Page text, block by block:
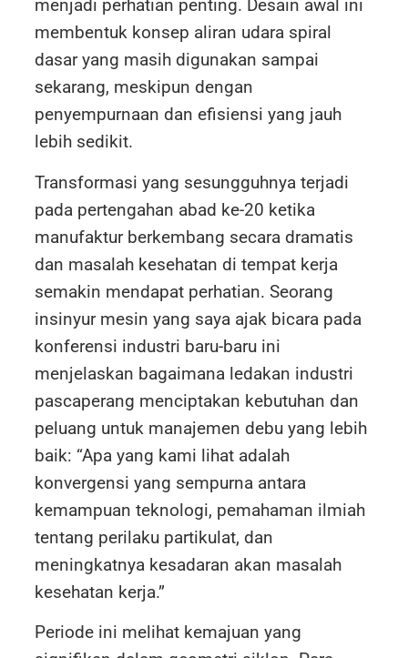
menjadi perhatian penting. Desain awal ini
membentuk konsep aliran udara spiral
dasar yang masih digunakan sampai
sekarang, meskipun dengan
penyempurnaan dan efisiensi yang jauh
lebih sedikit.
Transformasi yang sesungguhnya terjadi
pada pertengahan abad ke-20 ketika
manufaktur berkembang secara dramatis
dan masalah kesehatan di tempat kerja
semakin mendapat perhatian. Seorang
insinyur mesin yang saya ajak bicara pada
konferensi industri baru-baru ini
menjelaskan bagaimana ledakan industri
pascaperang menciptakan kebutuhan dan
peluang untuk manajemen debu yang lebih
baik: “Apa yang kami lihat adalah
konvergensi yang sempurna antara
kemampuan teknologi, pemahaman ilmiah
tentang perilaku partikulat, dan
meningkatnya kesadaran akan masalah
kesehatan kerja.”
Periode ini melihat kemajuan yang